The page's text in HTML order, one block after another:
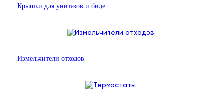
Крышки для унитазов и биде
Измельчители отходов